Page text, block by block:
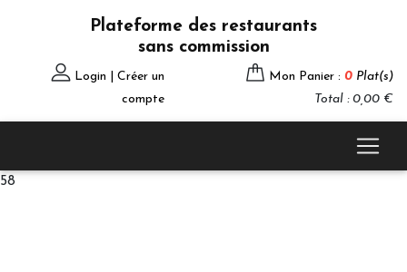
Plateforme des restaurants
sans commission
Login | Créer un
compte
Mon Panier : 0 Plat(s)
Total : 0,00 €
58